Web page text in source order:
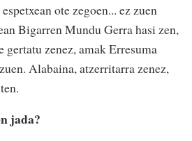
ote zegoen... ez zuen
Bigarren Mundu Gerra hasi zen,
gertatu zenez, amak Erresuma
Alabaina, atzerritarra zenez,
jada?